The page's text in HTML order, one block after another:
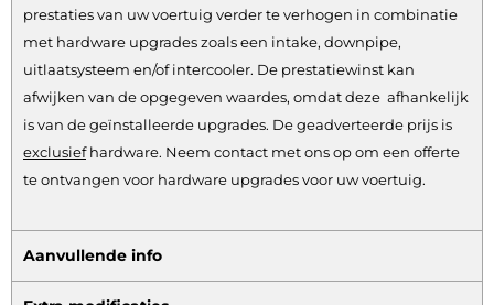
prestaties van uw voertuig verder te verhogen in combinatie
met hardware upgrades zoals een intake, downpipe,
uitlaatsysteem en/of intercooler. De prestatiewinst kan
afwijken van de opgegeven waardes, omdat deze afhankelijk
is van de geïnstalleerde upgrades. De geadverteerde prijs is
exclusiefhardware. Neem contact met ons op om een offerte
te ontvangen voor hardware upgrades voor uw voertuig.
Aanvullende info